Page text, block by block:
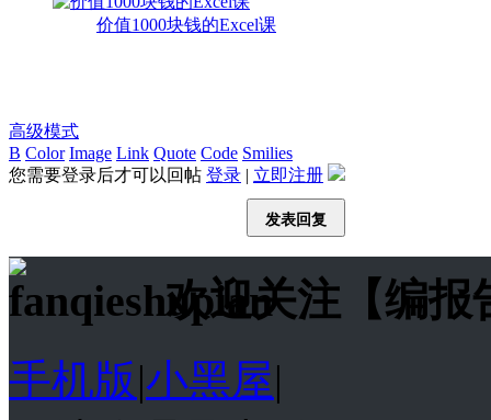
价值1000块钱的Excel课
高级模式
B Color Image Link Quote Code Smilies
您需要登录后才可以回帖 登录 | 立即注册
发表回复
欢迎关注【编报
手机版|小黑屋|